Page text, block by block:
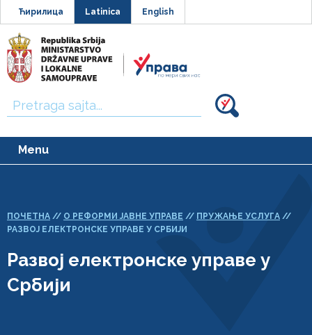
Ћирилица Latinica English
Traži:
Menu
ПОЧЕТНА // О РЕФОРМИ ЈАВНЕ УПРАВЕ // ПРУЖАЊЕ УСЛУГА //
РАЗВОЈ ЕЛЕКТРОНСКЕ УПРАВЕ У СРБИЈИ
Развој електронске управе у
Србији